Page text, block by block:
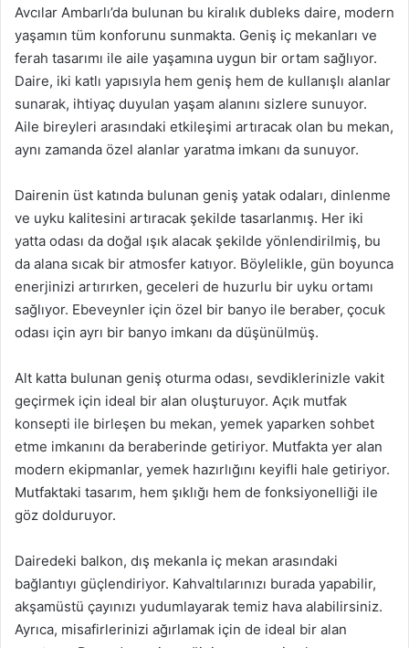
Avcılar Ambarlı’da bulunan bu kiralık dubleks daire, modern
yaşamın tüm konforunu sunmakta. Geniş iç mekanları ve
ferah tasarımı ile aile yaşamına uygun bir ortam sağlıyor.
Daire, iki katlı yapısıyla hem geniş hem de kullanışlı alanlar
sunarak, ihtiyaç duyulan yaşam alanını sizlere sunuyor.
Aile bireyleri arasındaki etkileşimi artıracak olan bu mekan,
aynı zamanda özel alanlar yaratma imkanı da sunuyor.
Dairenin üst katında bulunan geniş yatak odaları, dinlenme
ve uyku kalitesini artıracak şekilde tasarlanmış. Her iki
yatta odası da doğal ışık alacak şekilde yönlendirilmiş, bu
da alana sıcak bir atmosfer katıyor. Böylelikle, gün boyunca
enerjinizi artırırken, geceleri de huzurlu bir uyku ortamı
sağlıyor. Ebeveynler için özel bir banyo ile beraber, çocuk
odası için ayrı bir banyo imkanı da düşünülmüş.
Alt katta bulunan geniş oturma odası, sevdiklerinizle vakit
geçirmek için ideal bir alan oluşturuyor. Açık mutfak
konsepti ile birleşen bu mekan, yemek yaparken sohbet
etme imkanını da beraberinde getiriyor. Mutfakta yer alan
modern ekipmanlar, yemek hazırlığını keyifli hale getiriyor.
Mutfaktaki tasarım, hem şıklığı hem de fonksiyonelliği ile
göz dolduruyor.
Dairedeki balkon, dış mekanla iç mekan arasındaki
bağlantıyı güçlendiriyor. Kahvaltılarınızı burada yapabilir,
akşamüstü çayınızı yudumlayarak temiz hava alabilirsiniz.
Ayrıca, misafirlerinizi ağırlamak için de ideal bir alan